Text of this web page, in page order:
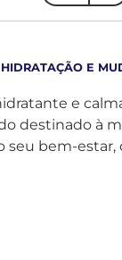
HIDRATAÇÃO E
e
destinado à
seu bem-estar,